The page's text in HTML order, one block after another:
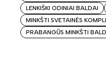
LENKIŠKI ODINIAI BALDAI
MINKŠTI SVETAINĖS
PRABANGŪS MINKŠTI